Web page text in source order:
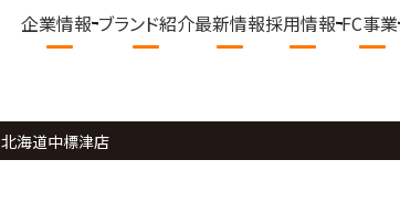
企業情報 ブランド紹介最新情報採用情報 FC事業
北海道中標津店